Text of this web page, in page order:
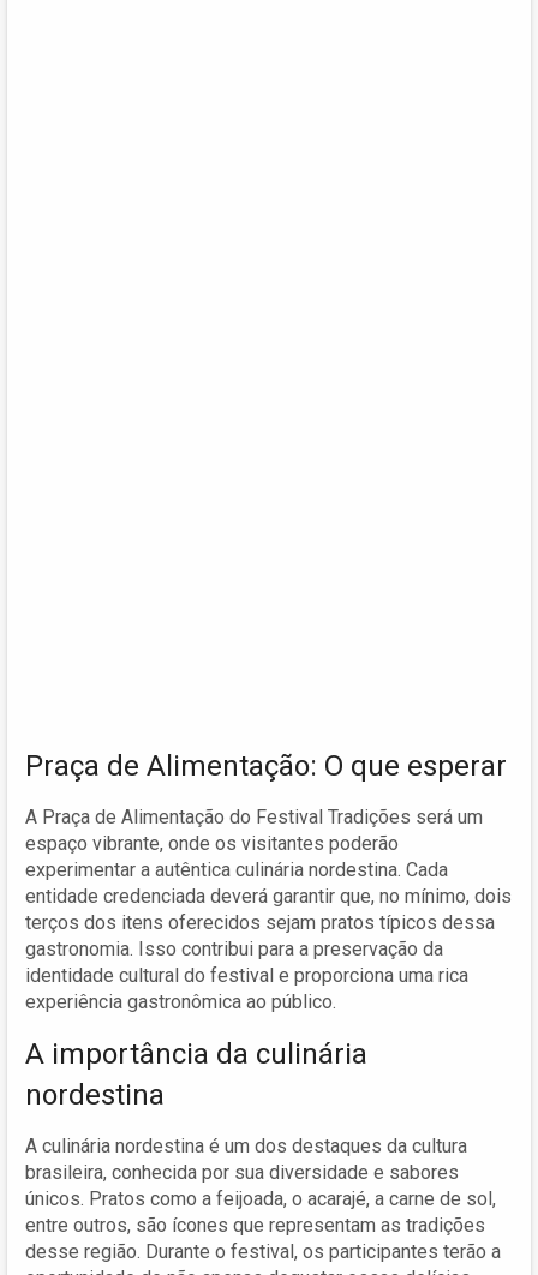
Praça de Alimentação: O que esperar
A Praça de Alimentação do Festival Tradições será um
espaço vibrante, onde os visitantes poderão
experimentar a autêntica culinária nordestina. Cada
entidade credenciada deverá garantir que, no mínimo, dois
terços dos itens oferecidos sejam pratos típicos dessa
gastronomia. Isso contribui para a preservação da
identidade cultural do festival e proporciona uma rica
experiência gastronômica ao público.
A importância da culinária
nordestina
A culinária nordestina é um dos destaques da cultura
brasileira, conhecida por sua diversidade e sabores
únicos. Pratos como a feijoada, o acarajé, a carne de sol,
entre outros, são ícones que representam as tradições
desse região. Durante o festival, os participantes terão a